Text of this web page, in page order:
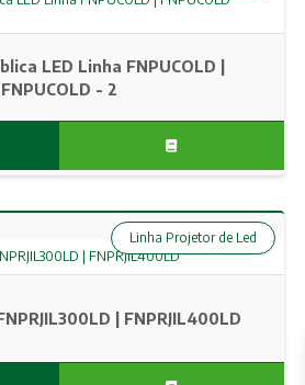
LED Linha FNPUCOLD |
FNPUCOLD - 2
| FNPRJIL400LD
Linha Projetor de Led